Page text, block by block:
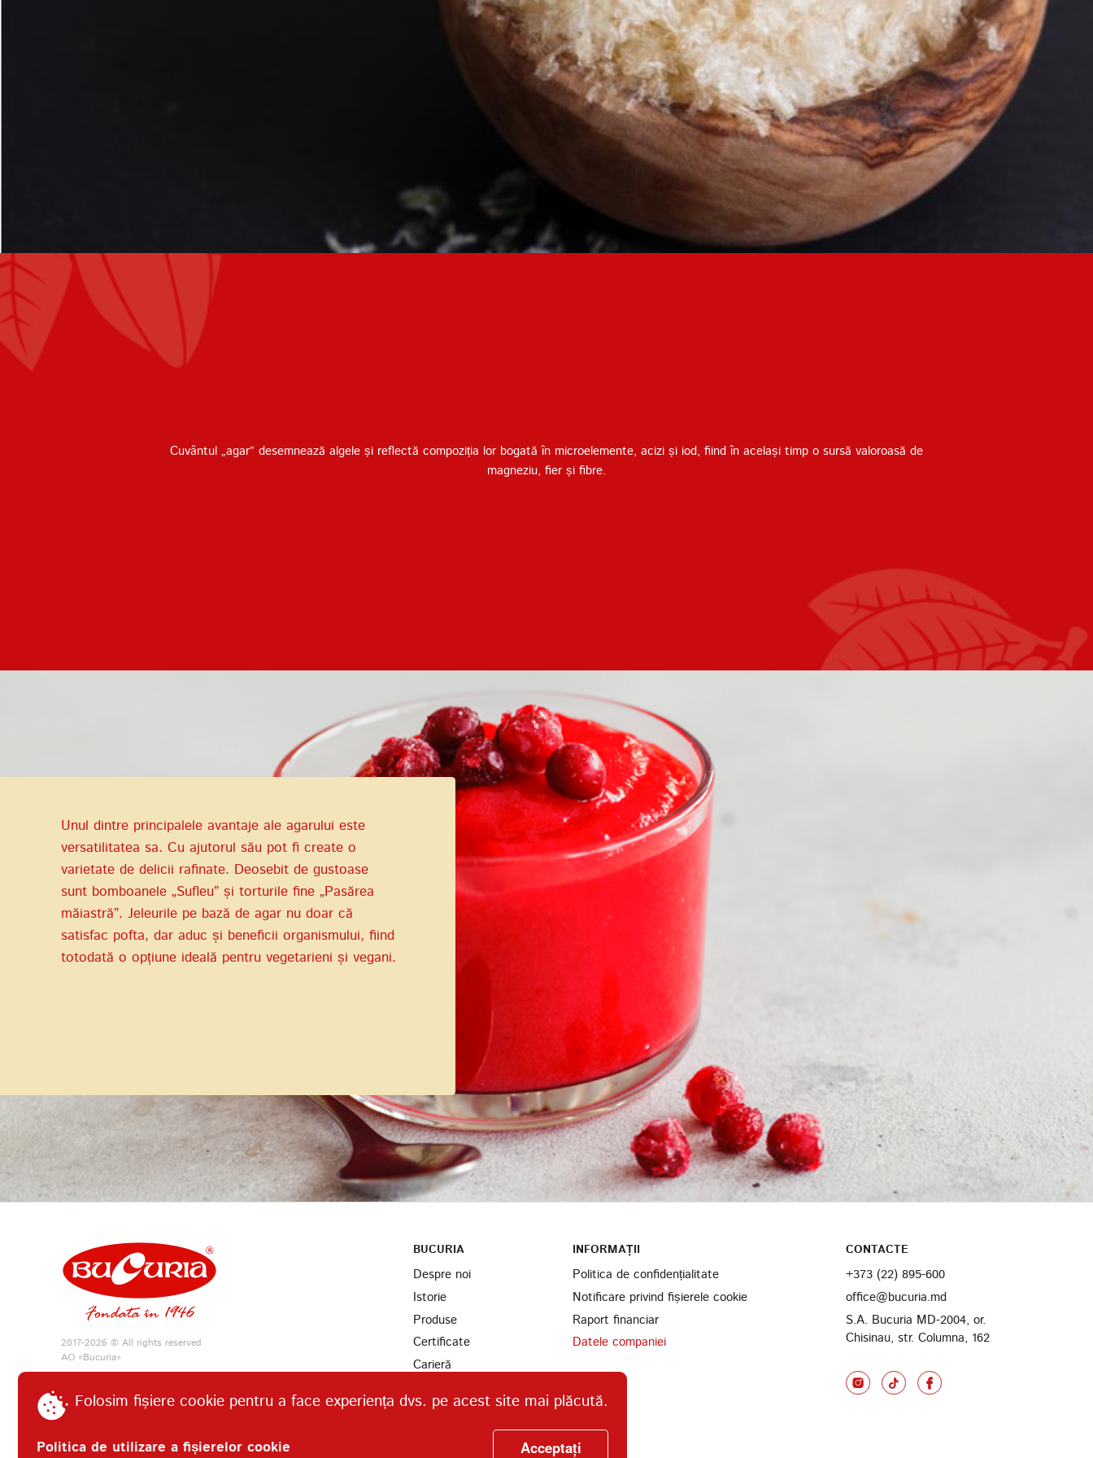
Cuvântul „agar” desemnează algele și reflectă compoziția lor bogată în microelemente, acizi și iod, fiind în același timp o sursă valoroasă de
magneziu, fier și fibre.
Unul dintre principalele avantaje ale agarului este
versatilitatea sa. Cu ajutorul său pot fi create o
varietate de delicii rafinate. Deosebit de gustoase
sunt bomboanele „Sufleu” și torturile fine „Pasărea
măiastră”. Jeleurile pe bază de agar nu doar că
satisfac pofta, dar aduc și beneficii organismului, fiind
totodată o opțiune ideală pentru vegetarieni și vegani.
2017-2026 © All rights reserved
АО «Bucuria»
BUCURIA
Despre noi
Istorie
Produse
Certificate
Carieră
Găsiți-ne
INFORMAȚII
Politica de confidențialitate
Notificare privind fișierele cookie
Raport financiar
Datele companiei
CONTACTE
+373 (22) 895-600
office@bucuria.md
S.A. Bucuria MD-2004, or.
Chisinau, str. Columna, 162
CODUL PARTICIPANTULUI PROGRAMULUI DE LOIALITATE
REPETAȚI PAROLA
AUTENTIFICARE
DATA NAȘTERII
CREAȚI UN CONT
Folosim fișiere cookie pentru a face experiența dvs. pe acest site mai plăcută.
Politica de utilizare a fișierelor cookie Acceptați